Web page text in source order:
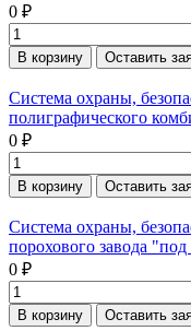
0 ₽
В корзину Оставить
Система охраны,
полиграфического
0 ₽
В корзину Оставить
Система охраны,
порохового завода
0 ₽
В корзину Оставить